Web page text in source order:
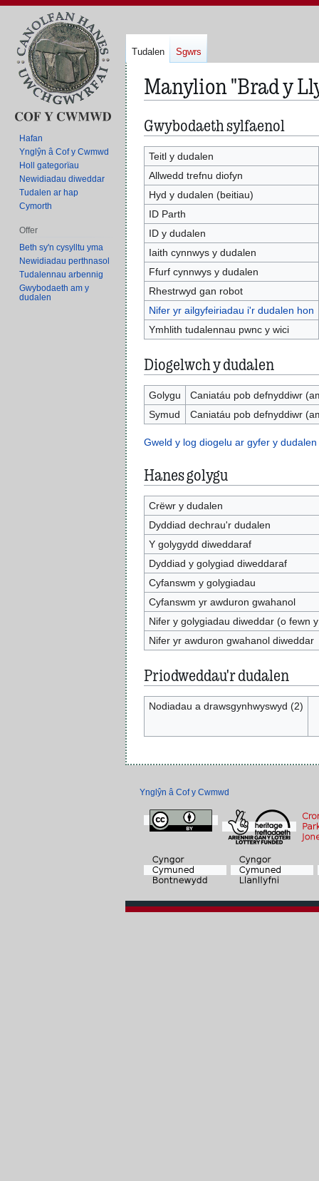
Manylion "Brad y
Neidio
i'r
panel
llywio
Neidio
i'r
bar
chwilio
Gwybodaeth sylfaenol
Teitl y dudalen
Allwedd trefnu diofyn
Hyd y dudalen (beitiau)
ID Parth
ID y dudalen
Iaith cynnwys y dudalen
Ffurf cynnwys y dudalen
Rhestrwyd gan robot
Nifer yr ailgyfeiriadau i'r dudalen hon
Ymhlith tudalennau pwnc y wici
Diogelwch y dudalen
Golygu
Caniatáu pob defnyddiwr
Symud
Caniatáu pob defnyddiwr
Gweld y log diogelu ar gyfer y
Hanes golygu
Crëwr y dudalen
Dyddiad dechrau'r dudalen
Y golygydd diweddaraf
Dyddiad y golygiad diweddaraf
Cyfanswm y golygiadau
Cyfanswm yr awduron gwahanol
Nifer y golygiadau diweddar (o fewn
Nifer yr awduron gwahanol diweddar
Priodweddau'r dudalen
Nodiadau a drawsgynhwyswyd (2)
Tudalen Sgwrs
Hafan
Ynglŷn â Cof y Cwmwd
Holl gategorïau
Newidiadau diweddar
Tudalen ar hap
Cymorth
Offer
Beth sy'n cysylltu yma
Newidiadau perthnasol
Tudalennau arbennig
Gwybodaeth am y
dudalen
Ynglŷn â Cof y Cwmwd